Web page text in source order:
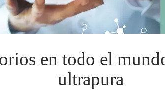
en todo el
ultrapura